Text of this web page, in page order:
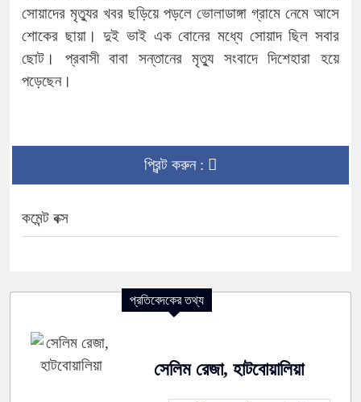
সোয়াদের মৃত্যুর খবর ছড়িয়ে পড়লে ভোলাডাঙ্গা গ্রামে নেমে আসে
শোকের ছায়া। দুই ভাই এক বোনের মধ্যে সোয়াদ ছিল সবার
ছোট। প্রবাসী বাবা সন্তানের মৃত্যু সংবাদে দিশেহারা হয়ে
পড়েছেন।
প্রিন্ট করুন :
কমেন্ট বক্স
প্রতিবেদকের তথ্য
সেলিম রেজা, হাটবোয়ালিয়া